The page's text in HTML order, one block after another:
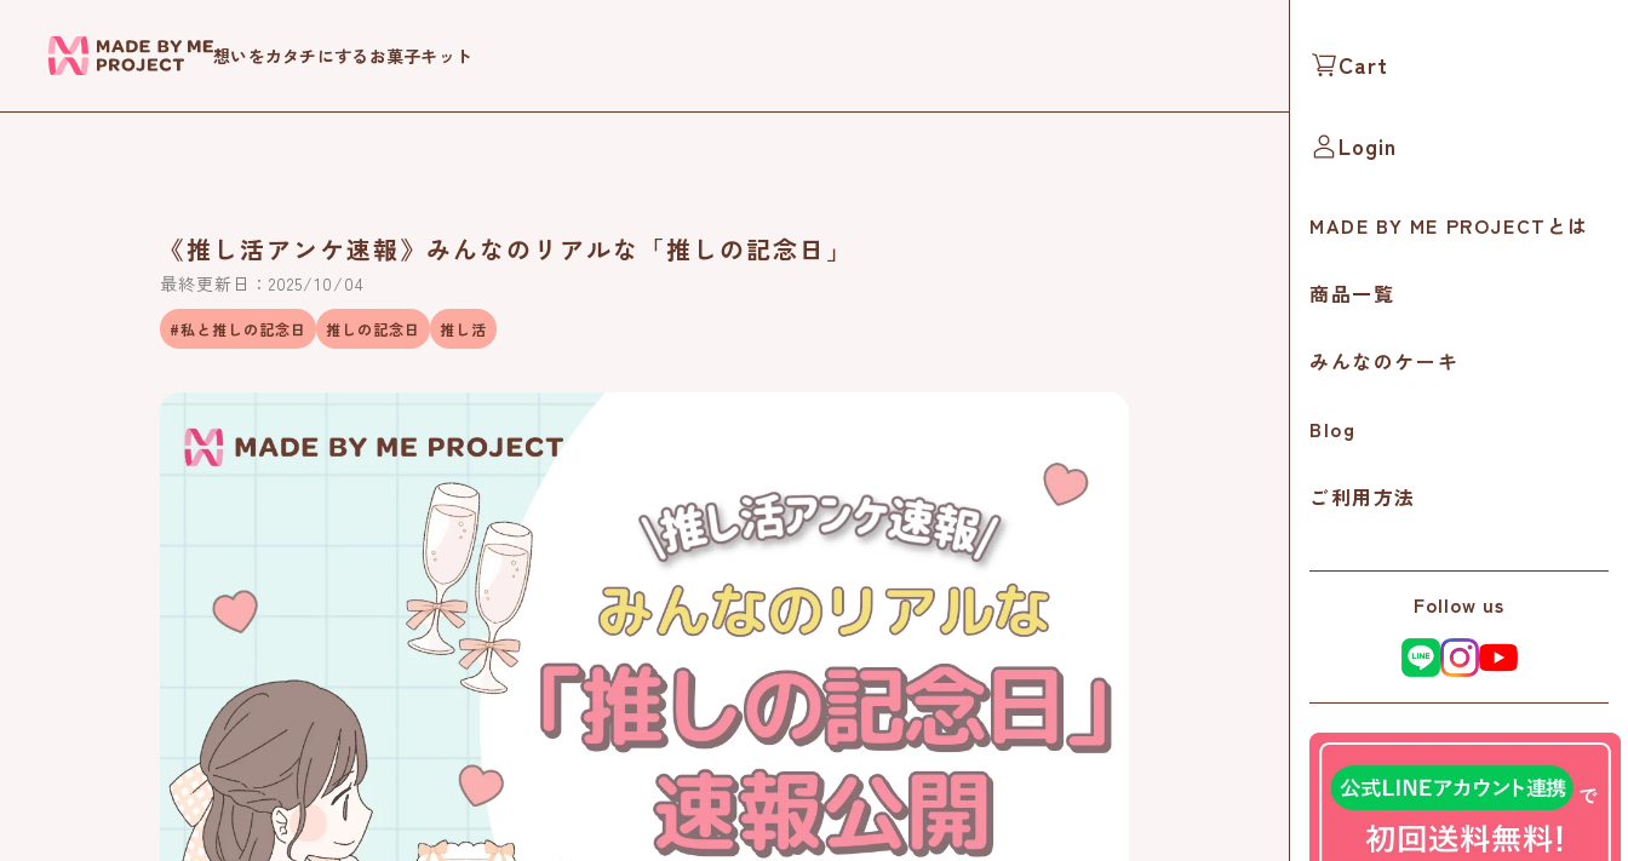
Cart
Login
MADE BY ME PROJECTとは
商品一覧
みんなのケーキ
Blog
ご利用方法
Follow us
想いをカタチにするお菓子キット
《推し活アンケ速報》みんなのリアルな「推しの記念日」
最終更新日：2025/10/04
#私と推しの記念日 推しの記念日 推し活